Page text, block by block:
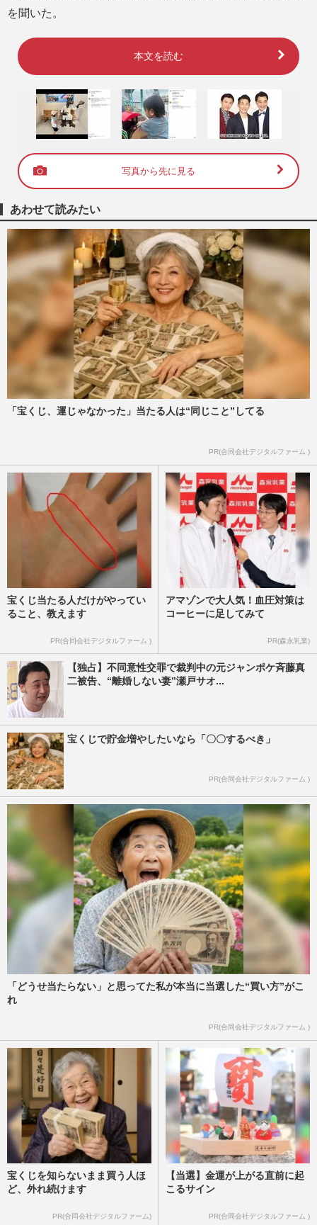
を聞いた。
本文を読む
写真から先に見る
あわせて読みたい
「宝くじ、運じゃなかった」当たる人は“同じこと”してる
PR(合同会社デジタルファーム )
宝くじ当たる人だけがやってい
ること、教えます
PR(合同会社デジタルファーム )
アマゾンで大人気！血圧対策は
コーヒーに足してみて
PR(森永乳業)
【独占】不同意性交罪で裁判中の元ジャンポケ斉藤真
二被告、“離婚しない妻”瀬戸サオ...
宝くじで貯金増やしたいなら「〇〇するべき」
PR(合同会社デジタルファーム )
「どうせ当たらない」と思ってた私が本当に当選した“買い方”がこ
れ
PR(合同会社デジタルファーム )
宝くじを知らないまま買う人ほ
ど、外れ続けます
PR(合同会社デジタルファーム)
【当選】金運が上がる直前に起
こるサイン
PR(合同会社デジタルファーム )